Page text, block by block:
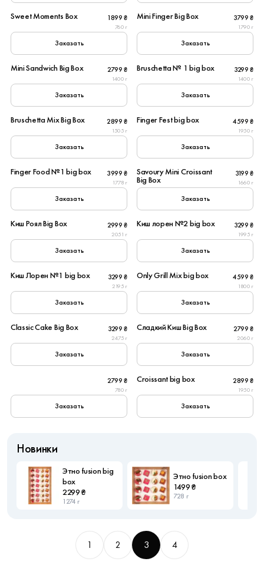
Sweet Moments Box 1899 ₴
760 г
Заказать
New
Mini Finger Big Box 3799 ₴
1790 г
Заказать
Mini Sandwich Big Box 2799 ₴
1400 г
Заказать
Bruschetta № 1 big box 3299 ₴
1400 г
Заказать
Bruschetta Mix Big Box 2899 ₴
1505 г
Заказать
Популярное
Finger Fest big box 4599 ₴
1950 г
Заказать
Finger Food №1 big box 3999 ₴
1778 г
Заказать
New
Savoury Mini Croissant
Big Box
3199 ₴
1660 г
Заказать
Киш Роял Big Box 2999 ₴
2051 г
Заказать
Популярное
Киш лорен №2 big box 3299 ₴
1995 г
Заказать
Киш Лорен №1 big box 3299 ₴
2195 г
Заказать
Only Grill Mix big box 4599 ₴
1800 г
Заказать
Classic Cake Big Box 3299 ₴
2475 г
Заказать
Сладкий Киш Big Box 2799 ₴
2060 г
Заказать
2799 ₴
780 г
Заказать
Croissant big box 2899 ₴
1950 г
Заказать
Новинки
Этно fusion big
box
2299 ₴
1274 г
Этно fusion box
1499 ₴
728 г
1 2 3 4